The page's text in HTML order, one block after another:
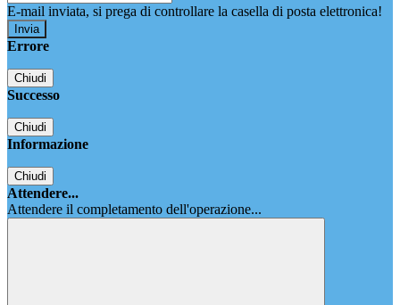
E-mail inviata, si prega di controllare la casella di posta elettronica!
Errore
Chiudi
Successo
Chiudi
Informazione
Chiudi
Attendere...
Attendere il completamento dell'operazione...